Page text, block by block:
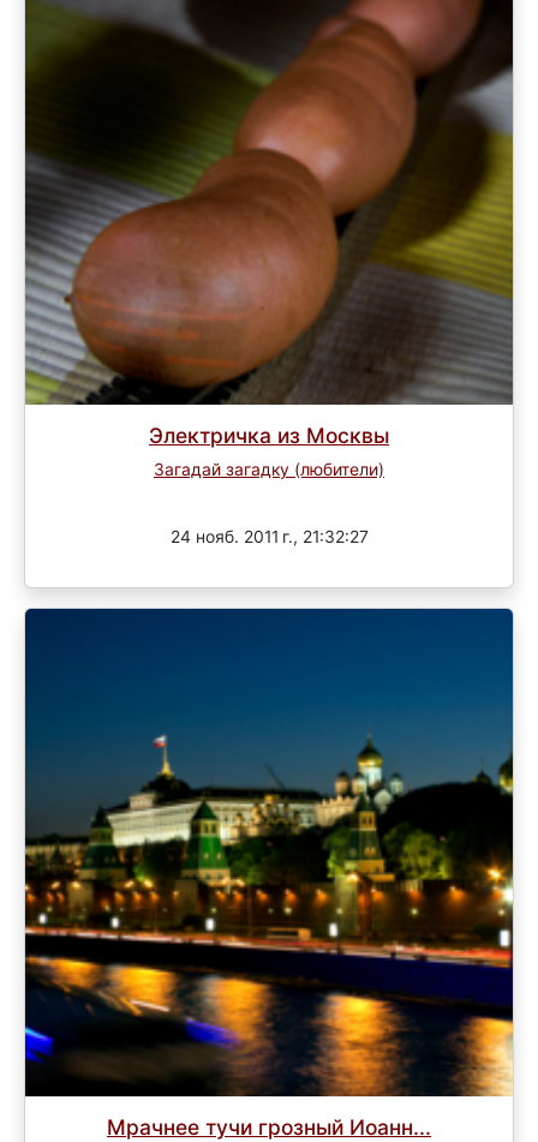
Электричка из Москвы
Загадай загадку (любители)
24 нояб. 2011 г., 21:32:27
Мрачнее тучи грозный Иоанн...